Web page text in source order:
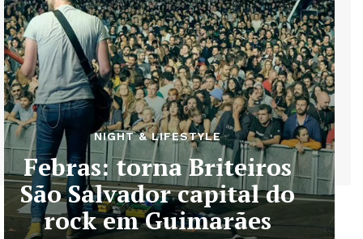
NIGHT & LIFESTYLE
Febras: torna Briteiros
São Salvador capital do
rock em Guimarães